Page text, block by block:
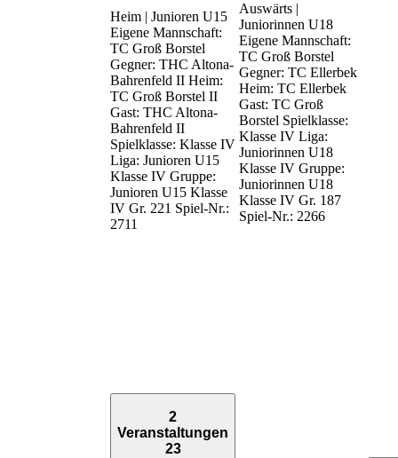
Heim | Junioren U15
Eigene Mannschaft:
TC Groß Borstel
Gegner: THC Altona-
Bahrenfeld II Heim:
TC Groß Borstel II
Gast: THC Altona-
Bahrenfeld II
Spielklasse: Klasse IV
Liga: Junioren U15
Klasse IV Gruppe:
Junioren U15 Klasse
IV Gr. 221 Spiel-Nr.:
2711
Auswärts |
Juniorinnen U18
Eigene Mannschaft:
TC Groß Borstel
Gegner: TC Ellerbek
Heim: TC Ellerbek
Gast: TC Groß
Borstel Spielklasse:
Klasse IV Liga:
Juniorinnen U18
Klasse IV Gruppe:
Juniorinnen U18
Klasse IV Gr. 187
Spiel-Nr.: 2266
2
Veranstaltungen
23